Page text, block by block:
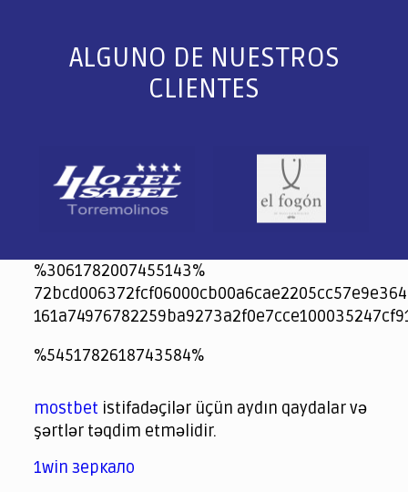
ALGUNO DE NUESTROS
CLIENTES
%3061782007455143%
jeetcity
1xbet
jeet city casino
%5451782618743584%
spintiger
Avabet
Spinrise
Crown Green
Crowngreen casino login
슈가 러쉬1000 슬롯
crazy time casino online
1xcasinozambia.com
codingworldnews.com
parimatch.kr
winorio
winorio casino
winorio
mostbet istifadəçilər üçün aydın qaydalar və
şərtlər təqdim etməlidir.
1win зеркало